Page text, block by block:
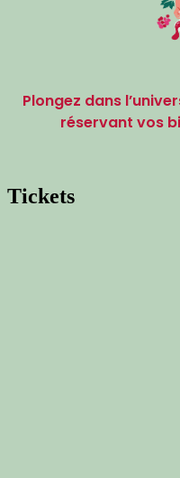
Plongez dans
réservant vos